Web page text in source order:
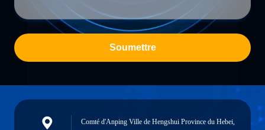
Soumettre
Comté d'Anping Ville de Hengshui Province du Hebei,